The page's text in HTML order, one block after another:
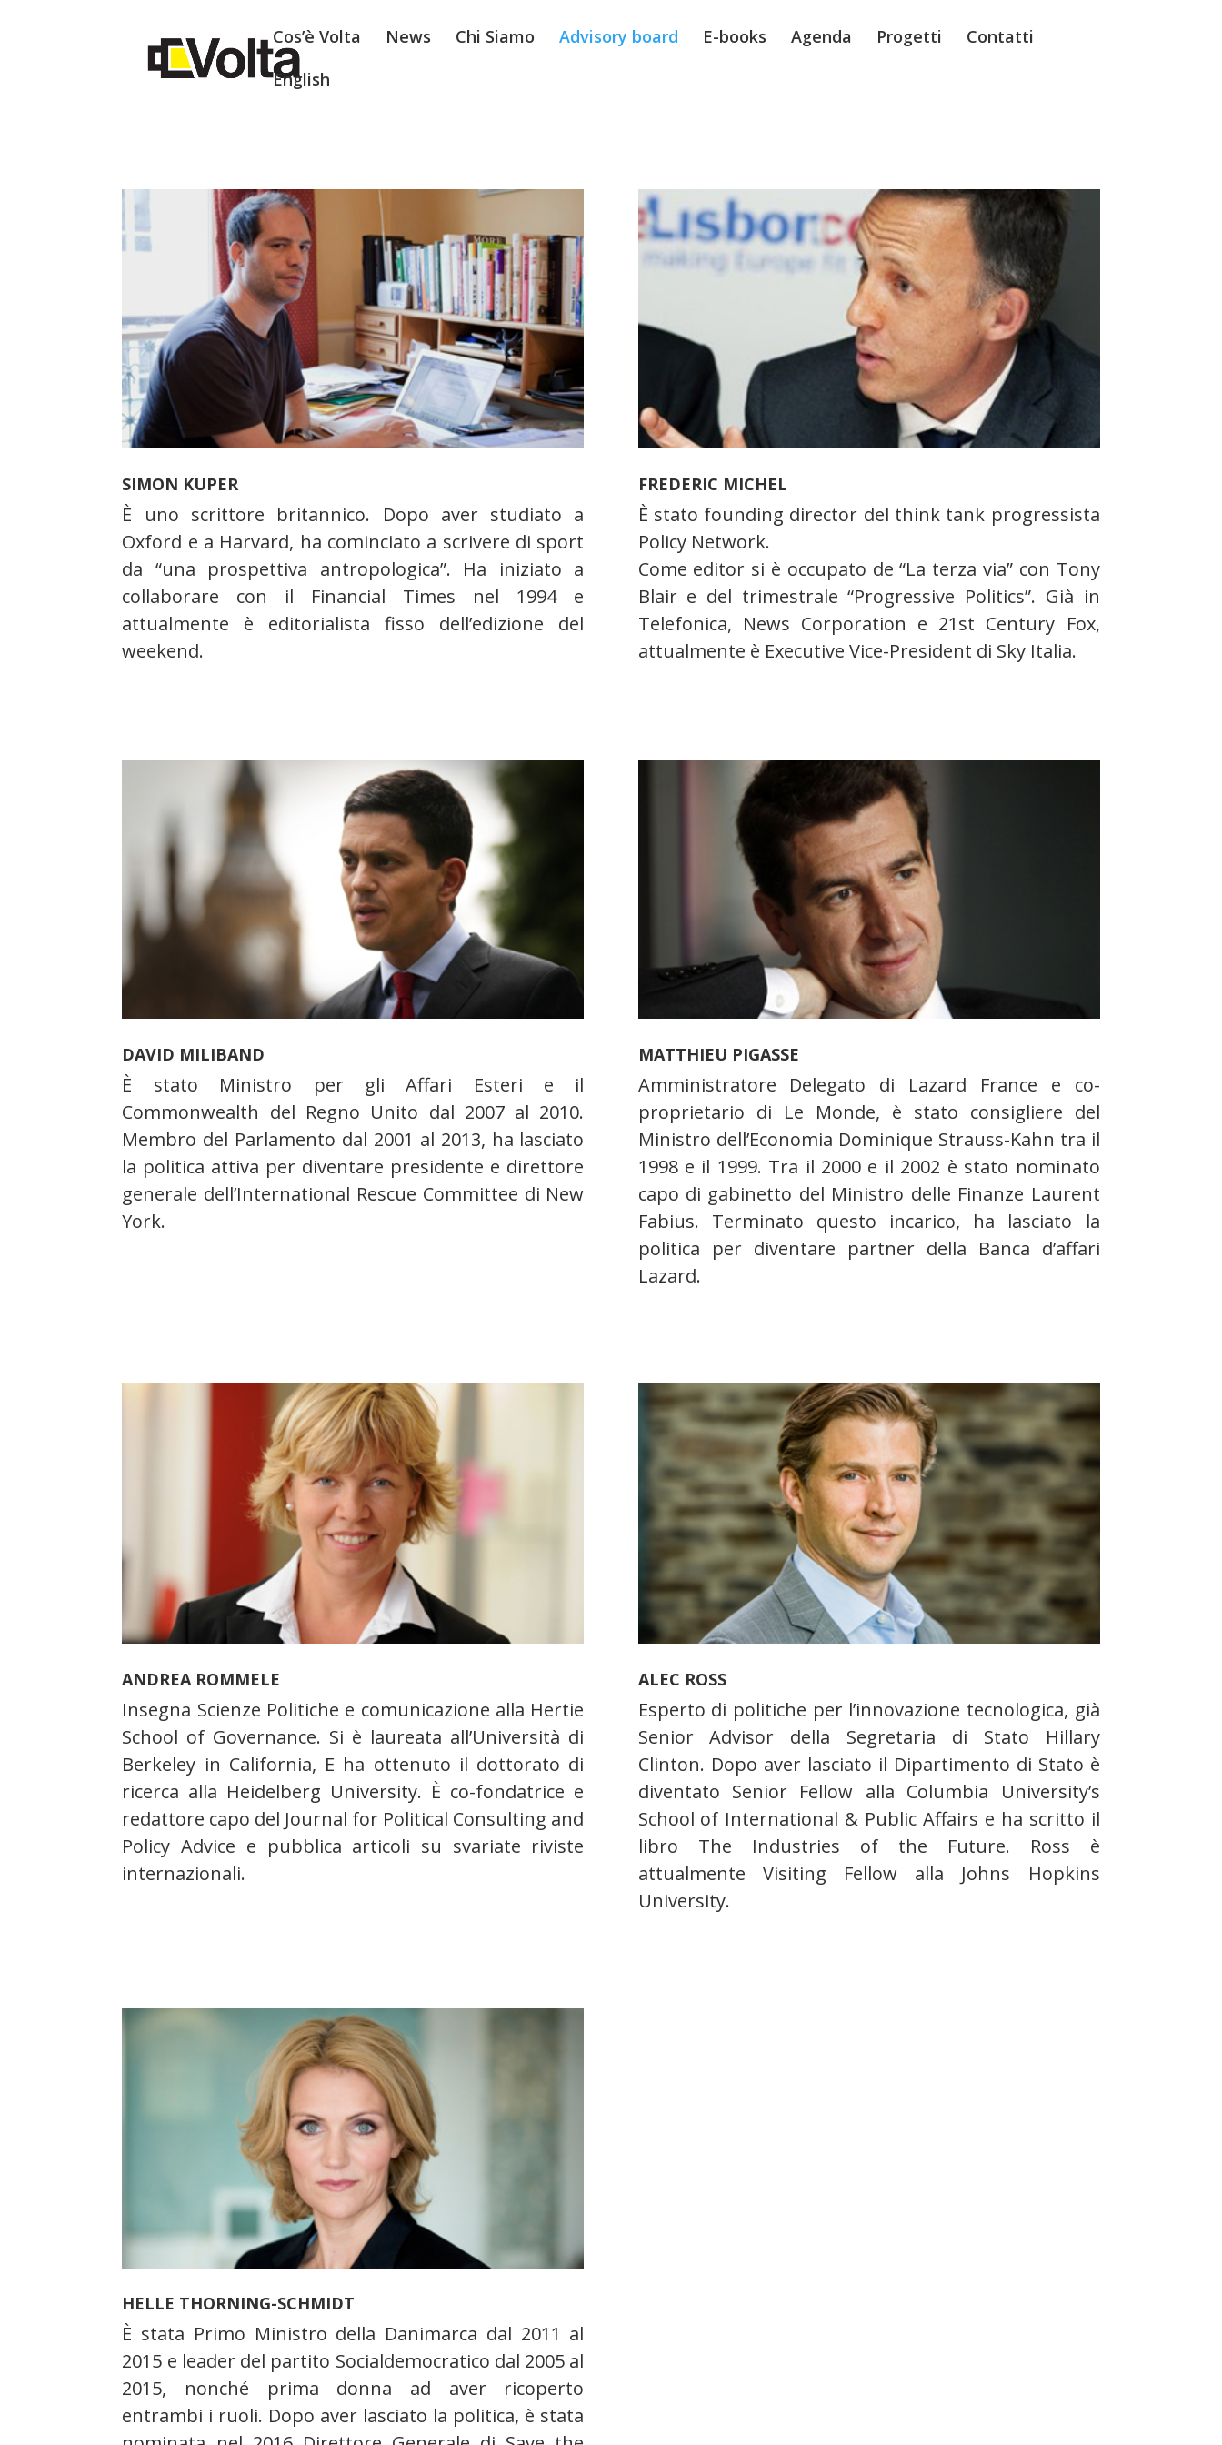
Cos’è Volta News Chi Siamo Advisory board E-books Agenda Progetti
Contatti
English
SIMON KUPER
È uno scrittore britannico. Dopo aver studiato a
Oxford e a Harvard, ha cominciato a scrivere di sport
da “una prospettiva antropologica”. Ha iniziato a
collaborare con il Financial Times nel 1994 e
attualmente è editorialista fisso dell’edizione del
weekend.
FREDERIC MICHEL
È stato founding director del think tank progressista
Policy Network.
Come editor si è occupato de “La terza via” con Tony
Blair e del trimestrale “Progressive Politics”. Già in
Telefonica, News Corporation e 21st Century Fox,
attualmente è Executive Vice-President di Sky Italia.
DAVID MILIBAND
È stato Ministro per gli Affari Esteri e il
Commonwealth del Regno Unito dal 2007 al 2010.
Membro del Parlamento dal 2001 al 2013, ha lasciato
la politica attiva per diventare presidente e direttore
generale dell’International Rescue Committee di New
York.
MATTHIEU PIGASSE
Amministratore Delegato di Lazard France e co-
proprietario di Le Monde, è stato consigliere del
Ministro dell’Economia Dominique Strauss-Kahn tra il
1998 e il 1999. Tra il 2000 e il 2002 è stato nominato
capo di gabinetto del Ministro delle Finanze Laurent
Fabius. Terminato questo incarico, ha lasciato la
politica per diventare partner della Banca d’affari
Lazard.
ANDREA ROMMELE
Insegna Scienze Politiche e comunicazione alla Hertie
School of Governance. Si è laureata all’Università di
Berkeley in California, E ha ottenuto il dottorato di
ricerca alla Heidelberg University. È co-fondatrice e
redattore capo del Journal for Political Consulting and
Policy Advice e pubblica articoli su svariate riviste
internazionali.
ALEC ROSS
Esperto di politiche per l’innovazione tecnologica, già
Senior Advisor della Segretaria di Stato Hillary
Clinton. Dopo aver lasciato il Dipartimento di Stato è
diventato Senior Fellow alla Columbia University’s
School of International & Public Affairs e ha scritto il
libro The Industries of the Future. Ross è
attualmente Visiting Fellow alla Johns Hopkins
University.
HELLE THORNING-SCHMIDT
È stata Primo Ministro della Danimarca dal 2011 al
2015 e leader del partito Socialdemocratico dal 2005 al
2015, nonché prima donna ad aver ricoperto
entrambi i ruoli. Dopo aver lasciato la politica, è stata